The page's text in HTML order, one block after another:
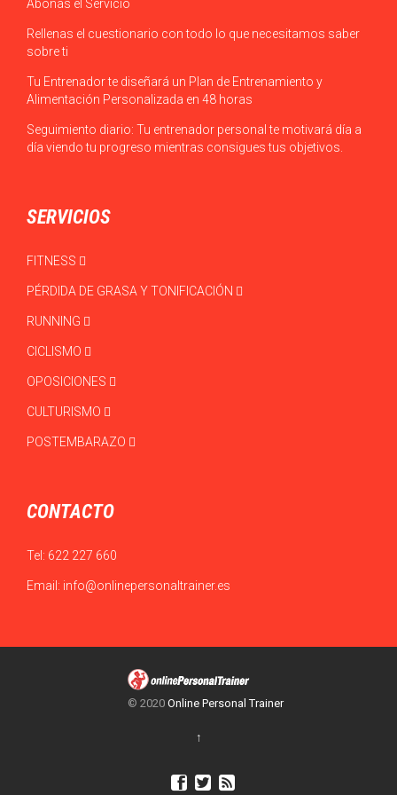
Abonas el Servicio
Rellenas el cuestionario con todo lo que necesitamos saber
sobre ti
Tu Entrenador te diseñará un Plan de Entrenamiento y
Alimentación Personalizada en 48 horas
Seguimiento diario: Tu entrenador personal te motivará día a
día viendo tu progreso mientras consigues tus objetivos.
SERVICIOS
FITNESS
PÉRDIDA DE GRASA Y TONIFICACIÓN
RUNNING
CICLISMO
OPOSICIONES
CULTURISMO
POSTEMBARAZO
CONTACTO
Tel: 622 227 660
Email: info@onlinepersonaltrainer.es
© 2020 Online Personal Trainer
↑
  